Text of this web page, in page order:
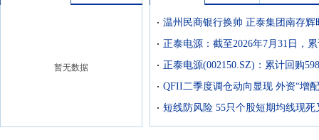
暂无数据
QFII二季度调仓动向显现 外资“增
短线防风险 55只个股短期均线现死